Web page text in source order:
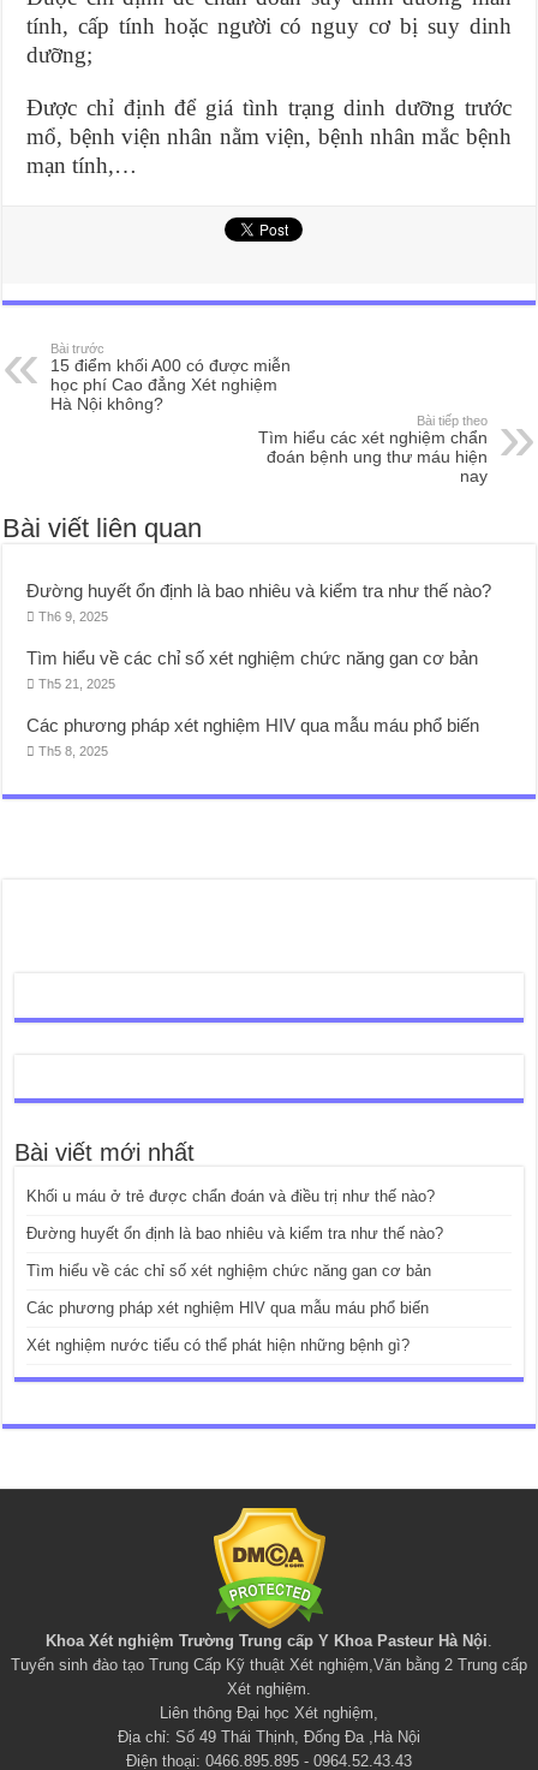
tính, cấp tính hoặc người có nguy cơ bị suy dinh
dưỡng;
Được chỉ định để giá tình trạng dinh dưỡng trước
mổ, bệnh viện nhân nằm viện, bệnh nhân mắc bệnh
mạn tính,…
Bài trước
15 điểm khối A00 có được miễn
học phí Cao đẳng Xét nghiệm
Hà Nội không?
Bài tiếp theo
Tìm hiểu các xét nghiệm chẩn
đoán bệnh ung thư máu hiện
nay
Bài viết liên quan
Đường huyết ổn định là bao nhiêu và kiểm tra như thế nào?
Th6 9, 2025
Tìm hiểu về các chỉ số xét nghiệm chức năng gan cơ bản
Th5 21, 2025
Các phương pháp xét nghiệm HIV qua mẫu máu phổ biến
Th5 8, 2025
Bài viết mới nhất
Khối u máu ở trẻ được chẩn đoán và điều trị như thế nào?
Đường huyết ổn định là bao nhiêu và kiểm tra như thế nào?
Tìm hiểu về các chỉ số xét nghiệm chức năng gan cơ bản
Các phương pháp xét nghiệm HIV qua mẫu máu phổ biến
Xét nghiệm nước tiểu có thể phát hiện những bệnh gì?
Khoa Xét nghiệm Trường Trung cấp Y Khoa Pasteur Hà Nội.
Tuyển sinh đào tạo Trung Cấp Kỹ thuật Xét nghiệm,Văn bằng 2 Trung cấp
Xét nghiệm.
Liên thông Đại học Xét nghiệm,
Địa chỉ: Số 49 Thái Thịnh, Đống Đa ,Hà Nội
Điện thoại: 0466.895.895 - 0964.52.43.43